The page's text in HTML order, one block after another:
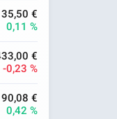
€
0,11 %
€
-0,23 %
90,08 €
0,42 %